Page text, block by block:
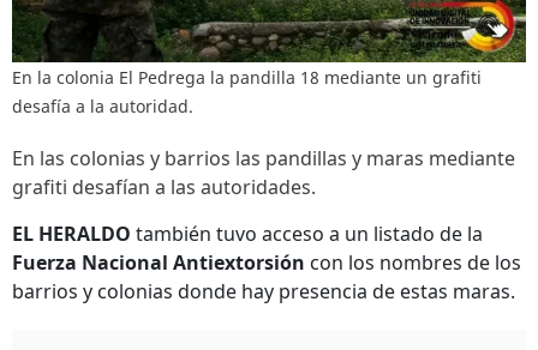
En la colonia El Pedrega la pandilla 18 mediante un grafiti
desafía a la autoridad.
En las colonias y barrios las pandillas y maras mediante
grafiti desafían a las autoridades.
EL HERALDO también tuvo acceso a un listado de la
Fuerza Nacional Antiextorsión con los nombres de los
barrios y colonias donde hay presencia de estas maras.